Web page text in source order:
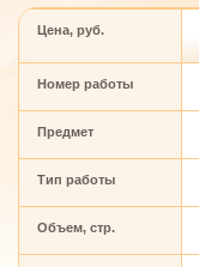
Цена, руб.
Номер работы
Предмет
Тип работы
Объем, стр.